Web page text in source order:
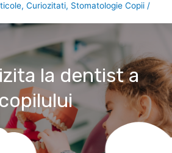
, Curiozitati, Stomatologie Copii /
la dentist a
copilului